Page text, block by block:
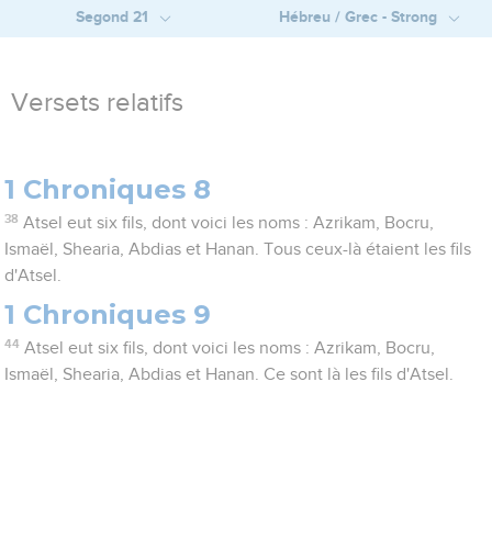
Segond 21 Hébreu / Grec - Strong
Versets relatifs
1 Chroniques 8
38 Atsel eut six fils, dont voici les noms : Azrikam, Bocru,
Ismaël, Shearia, Abdias et Hanan. Tous ceux-là étaient les fils
d'Atsel.
1 Chroniques 9
44 Atsel eut six fils, dont voici les noms : Azrikam, Bocru,
Ismaël, Shearia, Abdias et Hanan. Ce sont là les fils d'Atsel.